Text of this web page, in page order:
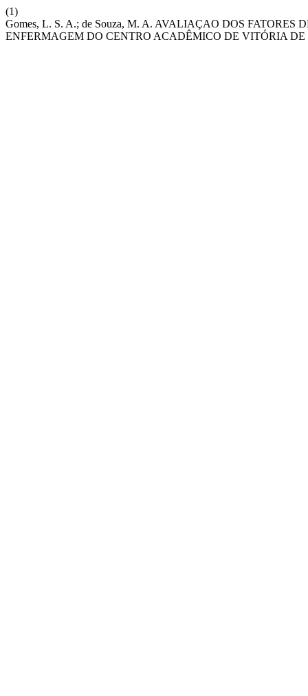
(1)
Gomes, L. S. A.; de Souza, M. A. AVALIAÇAO DOS
ENFERMAGEM DO CENTRO ACADÊMICO DE VITÓRIA